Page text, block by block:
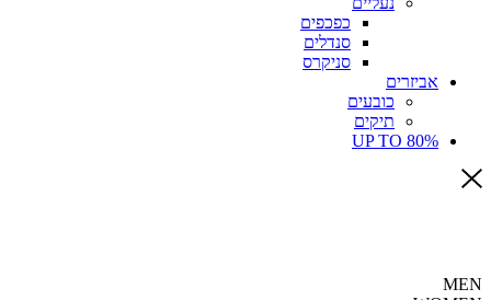
כפכפים
סנדלים
סניקרס
אביזרים
כובעים
תיקים
UP TO 80%
MEN